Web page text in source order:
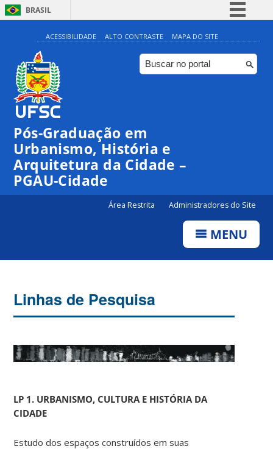
BRASIL
Simplifique!
Comunica BR
Participe
ACESSIBILIDADE ALTO CONTRASTE MAPA DO SITE
Pós-Graduação em
Urbanismo, História e
Arquitetura da Cidade –
PGAU-Cidade
Área Restrita Administradores do Site
MENU
Linhas de Pesquisa
LP 1. URBANISMO, CULTURA E HISTÓRIA DA
CIDADE
Estudo dos espaços construídos em suas